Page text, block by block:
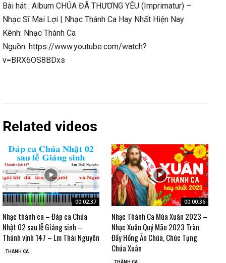
Bài hát : Album CHÚA ĐÃ THƯƠNG YÊU (Imprimatur) –
Nhạc Sĩ Mai Lợi | Nhạc Thánh Ca Hay Nhất Hiện Nay
Kênh: Nhạc Thánh Ca
Nguồn: https://www.youtube.com/watch?
v=BRX6OS8BDxs
Related videos
00:02:37
Nhạc thánh ca – Đáp ca Chúa
Nhật 02 sau lễ Giáng sinh –
Thánh vịnh 147 – Lm Thái Nguyên
THÁNH CA
00:00:36
Nhạc Thánh Ca Mùa Xuân 2023 –
Nhạc Xuân Quý Mão 2023 Tràn
Đầy Hồng Ân Chúa, Chúc Tụng
Chúa Xuân
THÁNH CA